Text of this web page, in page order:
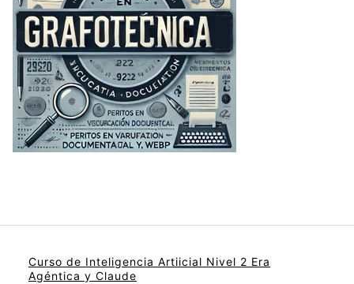
Curso de Inteligencia Artiicial Nivel 2 Era
Agéntica y Claude